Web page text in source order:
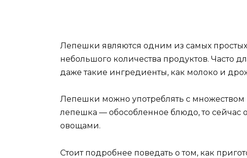
Лепешки являются одним из самых
небольшого количества продуктов. Часто
даже такие ингредиенты, как молоко и
Лепешки можно употреблять с множеством
лепешка — обособленное блюдо, то сейчас
овощами.
Стоит подробнее поведать о том, как